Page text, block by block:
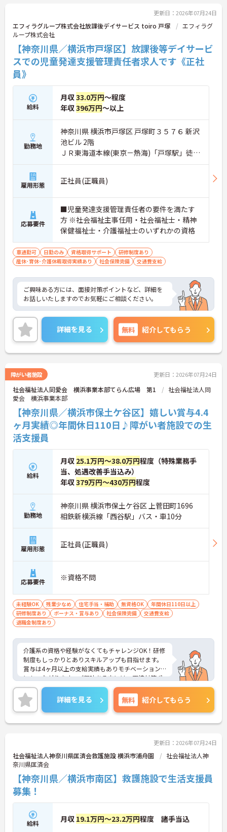
更新日：2026年07月24日
エフィラグループ株式会社放課後デイサービス toiro 戸塚
エフィラグ
ループ株式会社
【神奈川県／横浜市戸塚区】放課後等デイサービ
スでの児童発達支援管理責任者求人です《正社
員》
給料
月収33.0万円～程度
年収396万円～以上
勤務地
神奈川県 横浜市戸塚区 戸塚町３５７６ 新沢
池ビル 2階
ＪＲ東海道本線(東京－熱海)「戸塚駅」徒歩
15分
雇用形態 正社員(正職員)
応募要件
■児童発達支援管理責任者の要件を満たす
方 ※社会福祉主事任用・社会福祉士・精神
保健福祉士・介護福祉士のいずれかの資格
車通勤可 日勤のみ 資格取得サポート
研修制度あり
産休･育休･介護休暇取得実績あり
社会保険完備 交通費支給
ご興味ある方には、面接対策ポイントなど、詳細を
お話しいたしますのでお気軽にご相談ください。
詳細を見る 無料 紹介してもらう
障がい者施設 更新日：2026年07月24日
社会福祉法人同愛会 横浜事業本部てらん広場 第1
社会福祉法人同
愛会 横浜事業本部
【神奈川県／横浜市保土ケ谷区】嬉しい賞与4.4
ヶ月実績◎年間休日110日♪障がい者施設での生
活支援員
給料
月収 25.1万円～38.0万円程度（特殊業務手
当、処遇改善手当込み）
年収379万円～430万円程度
勤務地
神奈川県 横浜市保土ケ谷区 上菅田町1696
相鉄新横浜線「西谷駅」バス・車10分
雇用形態 正社員(正職員)
応募要件 ※資格不問
未経験OK 残業少なめ 住宅手当・補助 無資格OK
年間休日110日以上
研修制度あり
ボーナス・賞与あり 社会保険完備
交通費支給
退職金制度あり
介護系の資格や経験がなくてもチャレンジOK！研修
制度もしっかりとありスキルアップも目指せます。
賞与は4ヶ月以上の支給実績もありモチベーション
にもつながります。ご興味ある方には、面接対策ポ
イントなど、さらに詳細をお話しいたしますのでお
気軽にご相談ください！
詳細を見る 無料 紹介してもらう
更新日：2026年07月24日
社会福祉法人神奈川県匡済会救護施設 横浜市浦舟園
社会福祉法人神
奈川県匡済会
【神奈川県／横浜市南区】救護施設で生活支援員
募集！
給料 月収 19.1万円～23.2万円程度 諸手当込